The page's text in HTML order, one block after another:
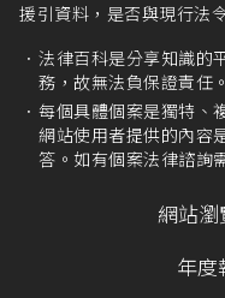
援引資料，是否與現行法
法律百科是分享知識的
務，故無法負保證責任。
每個具體個案是獨特、
網站使用者提供的內容
答。如有個案法律諮詢
網站瀏
年度